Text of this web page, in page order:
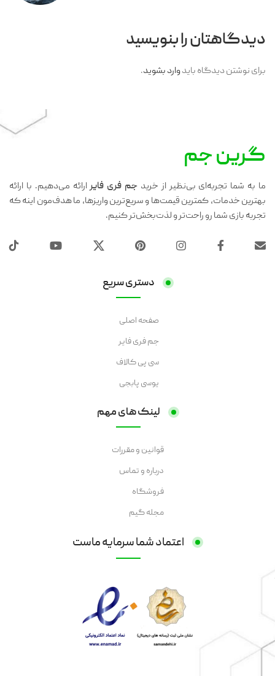
دیدگاهتان را بنویسید
برای نوشتن دیدگاه بایدوارد بشوید.
گرین جم
ما به شما تجربه‌ای بی‌نظیر از خرید جم فری فایرارائه می‌دهیم. با ارائه
بهترین خدمات، کمترین قیمت‌ها و سریع‌ترین واریزها، ما هدف‌مون اینه که
تجربه بازی شما رو راحت‌تر و لذت‌بخش‌تر کنیم.
دستری سریع
صفحه اصلی
جم فری فایر
سی پی کالاف
یوسی پابجی
لینک های مهم
قوانین و مقررات
درباره و تماس
فروشگاه
مجله گیم
اعتماد شما سرمایه ماست